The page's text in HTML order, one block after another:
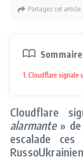
Partagez cet article
1. Cloudflare signale
Cloudflare
alarmante» de
escalade